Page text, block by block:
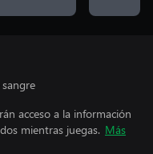
acceso a la información
mientras juegas. Más